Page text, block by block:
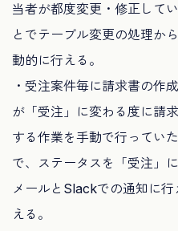
当者が都度変更・修正して
とでテーブル変更の処理か
動的に行える。
・受注案件毎に請求書の作
が「受注」に変わる度に請
する作業を手動で行ってい
で、ステータスを「受注」
メールとSlackでの通知に
える。